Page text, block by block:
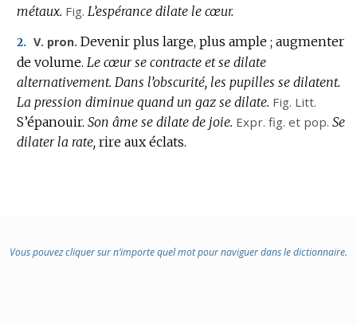
métaux. Fig. L’espérance dilate le cœur.
2. V. pron. Devenir plus large, plus ample ; augmenter
de volume. Le cœur se contracte et se dilate
alternativement. Dans l’obscurité, les pupilles se dilatent.
La pression diminue quand un gaz se dilate. Fig. Litt.
S’épanouir. Son âme se dilate de joie. Expr. fig. et pop. Se
dilater la rate, rire aux éclats.
Vous pouvez cliquer sur n’importe quel mot pour naviguer dans le dictionnaire.